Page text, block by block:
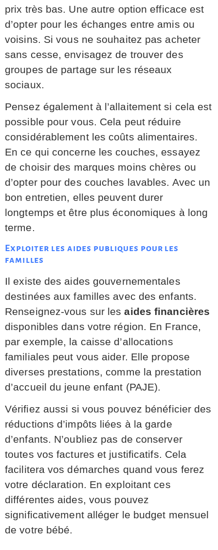
prix très bas. Une autre option efficace est
d’opter pour les échanges entre amis ou
voisins. Si vous ne souhaitez pas acheter
sans cesse, envisagez de trouver des
groupes de partage sur les réseaux
sociaux.
Pensez également à l’allaitement si cela est
possible pour vous. Cela peut réduire
considérablement les coûts alimentaires.
En ce qui concerne les couches, essayez
de choisir des marques moins chères ou
d’opter pour des couches lavables. Avec un
bon entretien, elles peuvent durer
longtemps et être plus économiques à long
terme.
Exploiter les aides publiques pour les
familles
Il existe des aides gouvernementales
destinées aux familles avec des enfants.
Renseignez-vous sur lesaides financières
disponibles dans votre région. En France,
par exemple, la caisse d’allocations
familiales peut vous aider. Elle propose
diverses prestations, comme la prestation
d’accueil du jeune enfant (PAJE).
Vérifiez aussi si vous pouvez bénéficier des
réductions d’impôts liées à la garde
d’enfants. N’oubliez pas de conserver
toutes vos factures et justificatifs. Cela
facilitera vos démarches quand vous ferez
votre déclaration. En exploitant ces
différentes aides, vous pouvez
significativement alléger le budget mensuel
de votre bébé.